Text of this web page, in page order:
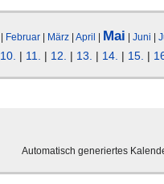
| Februar | März | April | Mai | Juni |
10. | 11. | 12. | 13. | 14. | 15. |
Automatisch generiertes